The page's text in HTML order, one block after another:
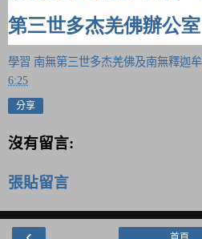
第三世多杰羌佛辦公室
學習 南無第三世多杰羌佛及南無釋迦
6:25
分享
沒有留言:
張貼留言